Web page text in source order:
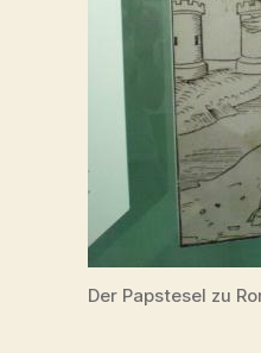
Der Papstesel zu